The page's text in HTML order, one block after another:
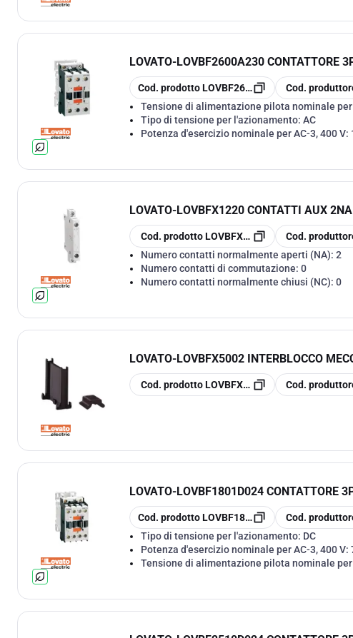
LOVATO-LOVBF2600A230 CONTATTORE
copia
Cod. prodottoLOVBF2600A230copia
Cod.
Tensione di alimentazione pilota nominale per
Tipo di tensione per l'azionamento: AC
Potenza d'esercizio nominale per AC-3, 400 V:
LOVATO-LOVBFX1220 CONTATTI AUX
copiaCod. prodotto LOVBFX1220 copia
Cod.
Numero contatti normalmente aperti (NA): 2
Numero contatti di commutazione: 0
Numero contatti normalmente chiusi (NC): 0
LOVATO-LOVBFX5002 INTERBLOCCO
copiaCod. prodotto LOVBFX5002 copia
Cod.
LOVATO-LOVBF1801D024 CONTATTORE
copia
Cod. prodottoLOVBF1801D024copia
Cod.
Tipo di tensione per l'azionamento: DC
Potenza d'esercizio nominale per AC-3, 400 V:
Tensione di alimentazione pilota nominale per